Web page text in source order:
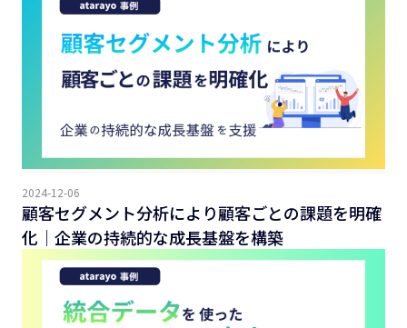
2024-12-06
顧客セグメント分析により顧客ごとの課題を明確
化｜企業の持続的な成長基盤を構築